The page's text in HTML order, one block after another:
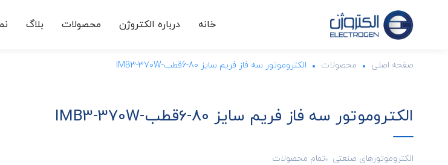
خانه درباره الکتروژن محصولات بلاگ
صفحه اصلی محصولات الکتروموتور سه فاز فریم سایز 80-6قطب-IMB3-370W
الکتروموتور سه فاز فریم سایز 80-6قطب-IMB3-370W
الکتروموتورهای صنعتی تمام محصولات